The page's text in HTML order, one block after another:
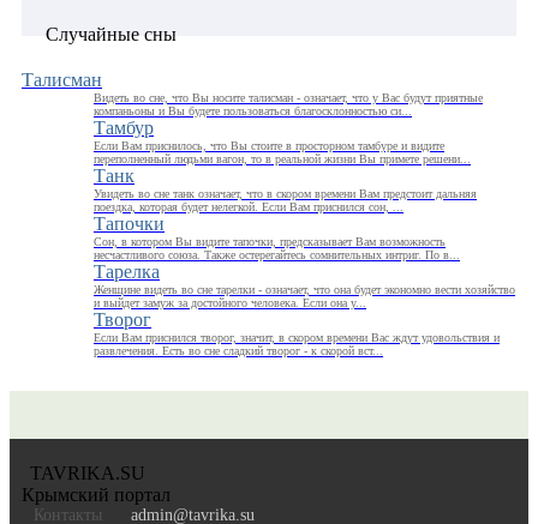
Случайные сны
Талисман
Видеть во сне, что Вы носите талисман - означает, что у Ваc будут приятные
компаньоны и Вы будете пользоваться благосклонностью си...
Тамбур
Если Вам приснилось, что Вы стоите в просторном тамбуре и видите
переполненный людьми вагон, то в реальной жизни Вы примете решени...
Танк
Увидеть во сне танк означает, что в скором времени Вам предстоит дальняя
поездка, которая будет нелегкой. Если Вам приснился сон, ...
Тапочки
Сон, в котором Вы видите тапочки, предсказывает Вам возможность
несчастливого союза. Также остерегайтесь сомнительных интриг. По в...
Тарелка
Женщине видеть во сне тарелки - означает, что она будет экономно вести хозяйство
и выйдет замуж за достойного человека. Если она у...
Творог
Если Вам приснился творог, значит, в скором времени Вас ждут удовольствия и
развлечения. Есть во сне сладкий творог - к скорой вст...
TAVRIKA.SU
Крымский портал
Контакты admin@tavrika.su